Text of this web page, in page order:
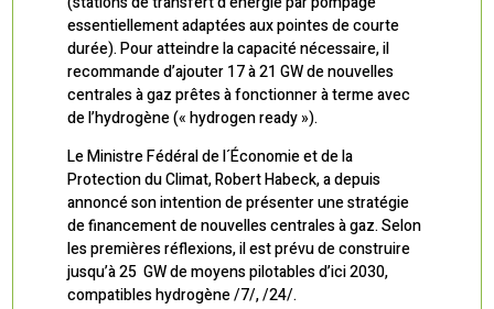
essentiellement adaptées aux pointes de courte
durée). Pour atteindre la capacité nécessaire, il
recommande d’ajouter 17 à 21 GW de nouvelles
centrales à gaz prêtes à fonctionner à terme avec
de l’hydrogène (« hydrogen ready »).
Le Ministre Fédéral de l´Économie et de la
Protection du Climat, Robert Habeck, a depuis
annoncé son intention de présenter une stratégie
de financement de nouvelles centrales à gaz. Selon
les premières réflexions, il est prévu de construire
jusqu’à 25 GW de moyens pilotables d’ici 2030,
compatibles hydrogène /7/, /24/.